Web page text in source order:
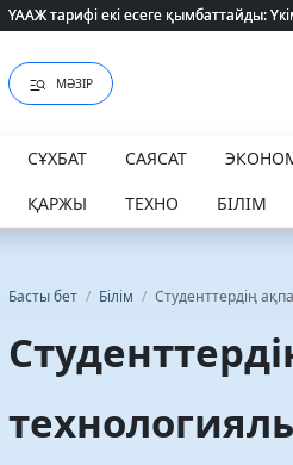
ҮААЖ тарифі екі есеге қымбаттайды:
ҮААЖ тарифі екі есеге қымбаттайды:
МӘЗІР
СҰХБАТ САЯСАТ
ҚАРЖЫ
ТЕХНО БІЛІМ
Басты бет / Білім / Студенттердің